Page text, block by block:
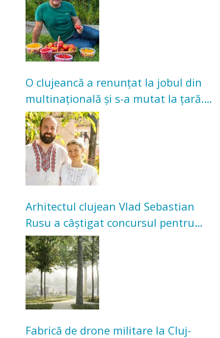
O clujeancă a renunțat la jobul din
multinațională și s-a mutat la țară.
Acum cultivă legume în grădina
bunicilor
Arhitectul clujean Vlad Sebastian
Rusu a câștigat concursul pentru
transformarea Grădinii Casei
Universitarilor
Fabrică de drone militare la Cluj-